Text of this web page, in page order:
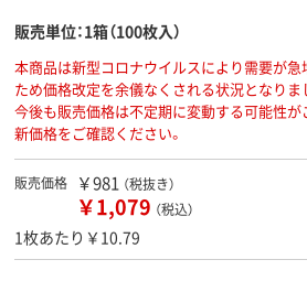
販売単位：1箱（100枚入）
本商品は新型コロナウイルスにより需要が急
ため価格改定を余儀なくされる状況となりま
今後も販売価格は不定期に変動する可能性が
新価格をご確認ください。
販売価格 ￥981 （税抜き）
￥1,079 （税込）
1枚あたり￥10.79